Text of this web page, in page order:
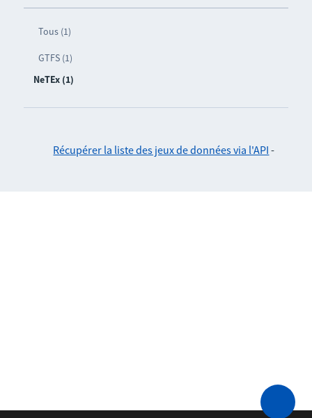
Tous (1)
GTFS (1)
NeTEx (1)
Récupérer la liste des jeux de données via l'API -